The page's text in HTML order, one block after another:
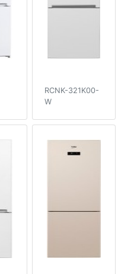
RCNK-321K00-
W